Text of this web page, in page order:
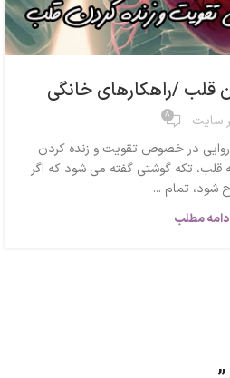
قلب /راهکارهای خانگی
سایت 8
در خصوص تقویت و زنده کردن
قلب، تکه گوشتی گفته می شود که اگر
شود، تمام ...
مطلب